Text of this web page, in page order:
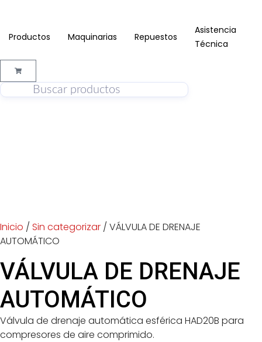
Productos Maquinarias Repuestos
Asistencia
Técnica
Inicio / Sin categorizar / VÁLVULA DE DRENAJE
AUTOMÁTICO
VÁLVULA DE DRENAJE
AUTOMÁTICO
Válvula de drenaje automática esférica HAD20B para
compresores de aire comprimido.